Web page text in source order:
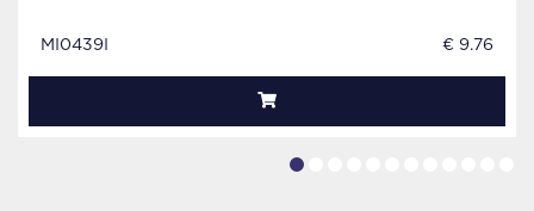
MI0439I € 9.76